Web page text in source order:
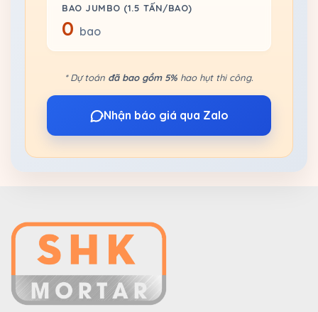
BAO JUMBO (1.5 TẤN/BAO)
0 bao
* Dự toán đã bao gồm 5% hao hụt thi công.
Nhận báo giá qua Zalo